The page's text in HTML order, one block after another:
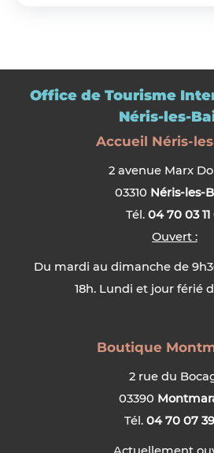
Office de Tourisme
Néris-les-
Accueil Néris-
2 avenue Marx
03310 Néris-les-
Tél. 04 70 03 11
Ouvert :
Du mardi au dimanche de
18h. Lundi et jour férié
Boutique
2 rue du
03390
Tél. 04 70 07 39